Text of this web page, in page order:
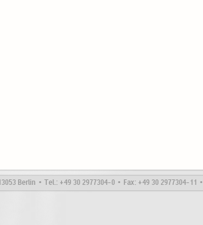
Berlin • Tel.: +49 30 2977304-0 • Fax: +49 30 2977304-11 •